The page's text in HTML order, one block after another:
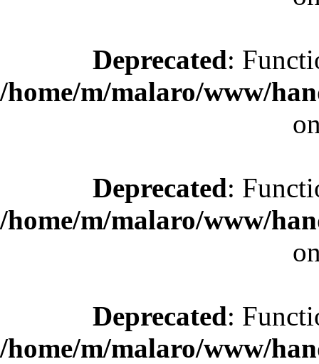
Deprecated:
/home/m/malaro/www/
Deprecated:
/home/m/malaro/www/
Deprecated:
/home/m/malaro/www/